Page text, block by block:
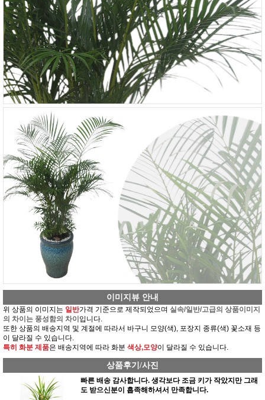
이미지뷰 안내
위 상품의 이미지는 일반가격 기준으로 제작되었으며 실속/일반/고급의 상품이미지
의 차이는 풍성함의 차이입니다.
또한 상품의 배송지역 및 계절에 따라서 바구니 모양(색), 포장지 종류(색) 꽃소재 등
이 달라질 수 있습니다.
특히 화분 제품은 배송지역에 따라 화분 색상,모양이 달라질 수 있습니다.
상품후기/사진
빠른 배송 감사합니다. 생각보다 조금 키가 작았지만 그래
도 받으신분이 흡족해하셔서 만족합니다.